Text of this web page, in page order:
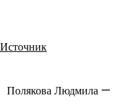
Источник
Навигация
Полякова Людмила —